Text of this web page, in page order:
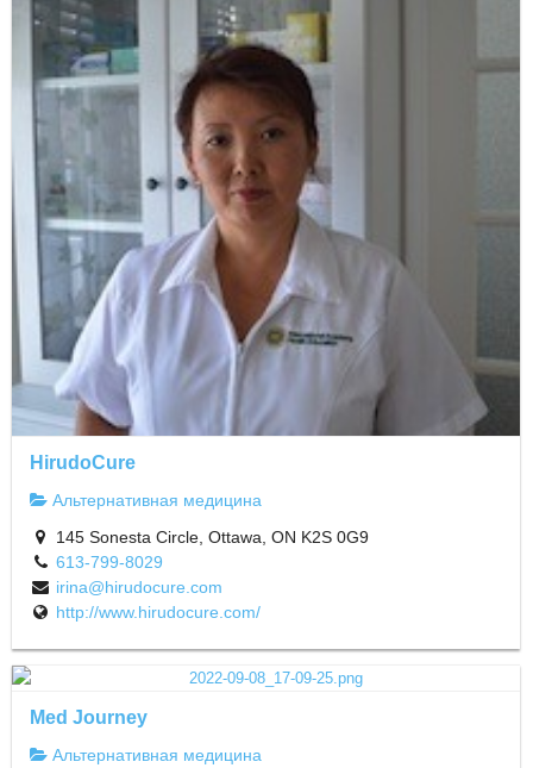
HirudoCure
Альтернативная медицина
145 Sonesta Circle, Ottawa, ON K2S 0G9
613-799-8029
irina@hirudocure.com
http://www.hirudocure.com/
Med Journey
Альтернативная медицина